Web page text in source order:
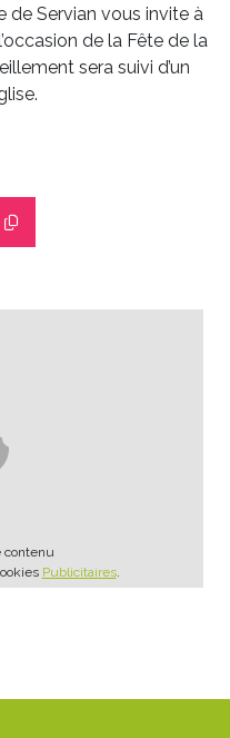
de Servian vous invite à
de la Fête de la
sera suivi d’un
contenu
Publicitaires.